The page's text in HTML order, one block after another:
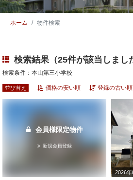
ホーム 物件検索
検索結果（25件が該当しまし
検索条件：本山第三小学校
並び替え 価格の安い順 登録の古い順
会員様限定物件
新規会員登録
2026年